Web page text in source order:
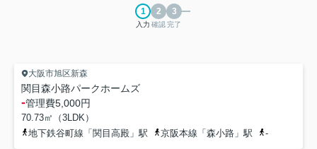
入力 確認完了
大阪市旭区新森
関目森小路パークホームズ
-管理費5,000円
70.73㎡（3LDK）
地下鉄谷町線「関目高殿」駅
京阪本線「森小路」駅 -